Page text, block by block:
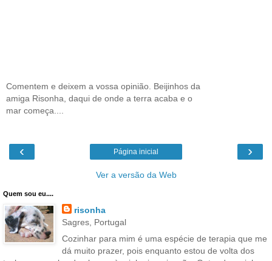
Comentem e deixem a vossa opinião. Beijinhos da
amiga Risonha, daqui de onde a terra acaba e o
mar começa....
‹ ›
Página inicial
Ver a versão da Web
Quem sou eu....
risonha
Sagres, Portugal
Cozinhar para mim é uma espécie de terapia que me
dá muito prazer, pois enquanto estou de volta dos